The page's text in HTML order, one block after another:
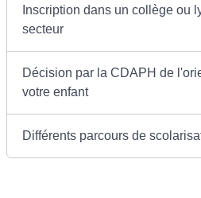
Inscription dans un collège ou
secteur
Décision par la CDAPH de
votre enfant
Différents parcours de